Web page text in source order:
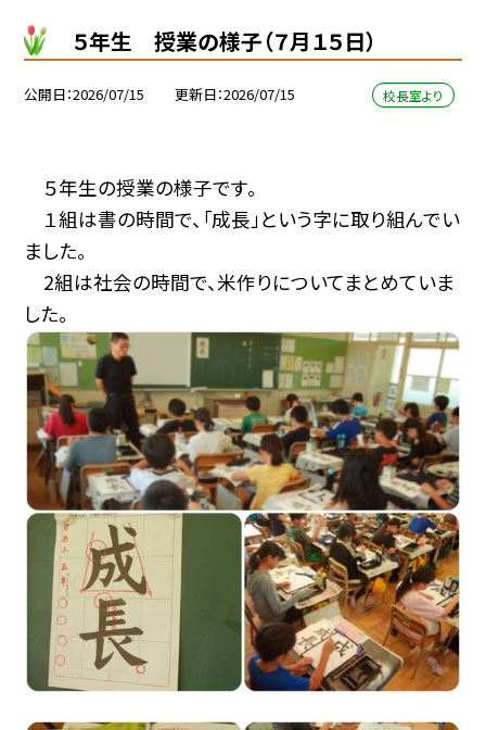
５年生 授業の様子（７月１５日）
公開日 2026/07/15 更新日 2026/07/15 校長室より
５年生の授業の様子です。
１組は書の時間で、「成長」という字に取り組んでい
ました。
2組は社会の時間で、米作りについてまとめていま
した。